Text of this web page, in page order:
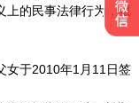
上的民事法律行为，根
女于2010年1月11日签